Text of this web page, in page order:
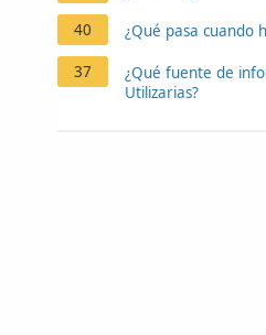
40 ¿Qué pasa cuando
37
¿Qué fuente de
Utilizarias?